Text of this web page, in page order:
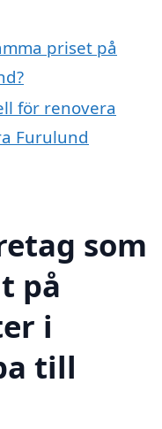
priset på
för renovera
Furulund
som
på
i
till